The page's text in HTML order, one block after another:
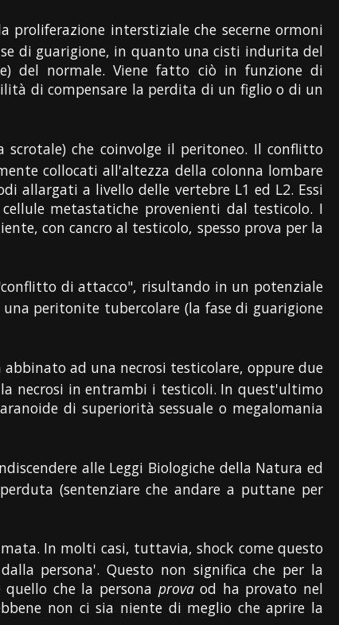
interstiziale che secerne ormoni
di guarigione, in quanto una cisti indurita del
del normale. Viene fatto ciò in funzione di
di compensare la perdita di un figlio o di un
scrotale) che coinvolge il peritoneo. Il conflitto
collocati all'altezza della colonna lombare
allargati a livello delle vertebre L1 ed L2. Essi
metastatiche provenienti dal testicolo. I
con cancro al testicolo, spesso prova per la
di attacco", risultando in un potenziale
una peritonite tubercolare (la fase di guarigione
ad una necrosi testicolare, oppure due
necrosi in entrambi i testicoli. In quest'ultimo
di superiorità sessuale o megalomania
alle Leggi Biologiche della Natura ed
(sentenziare che andare a puttane per
In molti casi, tuttavia, shock come questo
persona'. Questo non significa che per la
che la persona provaod ha provato nel
non ci sia niente di meglio che aprire la